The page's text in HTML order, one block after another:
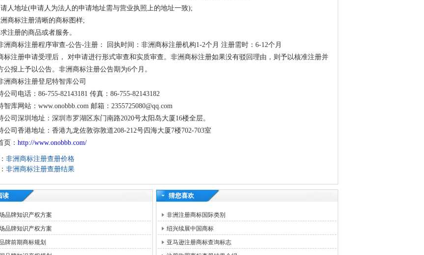
人地址(申请人为法人的申请地址需与营业执照上的地址一致);
商标注册清晰的商标图样;
注册的商品或者服务。
洲商标注册程序审查-公告-注册： 回执时间：非洲商标注册机构1-2个月 注册需时：6-12个月
标注册申请受理后， 对申请进行形式审查和实质审查。非洲商标注册如果没有驳回理由，则予以核准注册并
公报上予以公告。非洲商标注册公告期为6个月。
洲商标注册登尼特智库公司
公司电话：86-755-82143181 传真：86-755-82143182
智库网站：www.onobbb.com 邮箱：2355725080@qq.com
公司深圳地址：深圳市罗湖区东门南路2020号太阳岛大厦16楼全层。
公司香港地址：香港九龙佐敦弥敦道208-212号四海大厦7楼702-703室
页： http://www.onobbb.com/
非洲商标注册查册价格
非洲商标注册查册结果
读
品牌知识产权方案
品牌知识产权方案
牌前期商标规划
猜您喜欢
非洲注册商标国际类别
绍兴续展中国商标
亚马逊注册商标查询标志